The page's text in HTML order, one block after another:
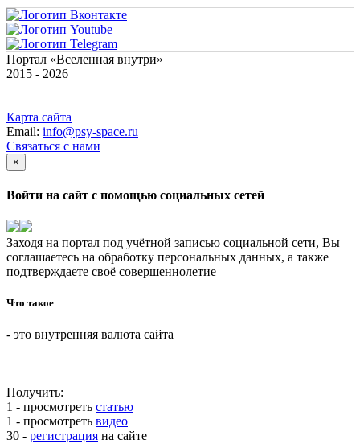
Портал «Вселенная внутри»
2015 - 2026
Карта сайта
Email: info@psy-space.ru
Связаться с нами
×
Войти на сайт с помощью социальных сетей
Заходя на портал под учётной записью социальной сети, Вы
соглашаетесь на обработку персональных данных, а также
подтверждаете своё совершеннолетие
Что такое
- это внутренняя валюта сайта
Получить:
1 - просмотреть статью
1 - просмотреть видео
30 - регистрация на сайте